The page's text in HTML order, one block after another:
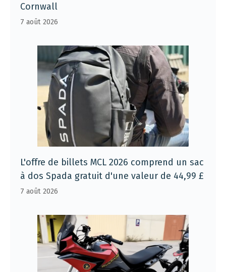
Cornwall
7 août 2026
L'offre de billets MCL 2026 comprend un sac
à dos Spada gratuit d'une valeur de 44,99 £
7 août 2026